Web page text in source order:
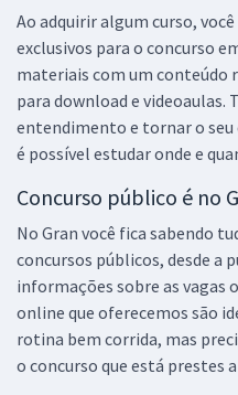
Ao adquirir algum curso,
exclusivos para o concurso
materiais com um conteúdo
para download e videoaulas.
entendimento e tornar o
é possível estudar onde e
Concurso público é no
No Gran você fica sabendo
concursos públicos, desde a
informações sobre as vagas
online que oferecemos são
rotina bem corrida, mas
o concurso que está prestes